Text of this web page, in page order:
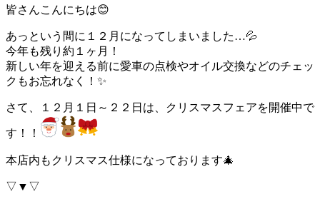
皆さんこんにちは😊
あっという間に１２月になってしまいました…💦
今年も残り約１ヶ月！
新しい年を迎える前に愛車の点検やオイル交換などのチェッ
クもお忘れなく！✨
さて、１２月１日～２２日は、クリスマスフェアを開催中で
す！！
本店内もクリスマス仕様になっております🎄
▽▼▽